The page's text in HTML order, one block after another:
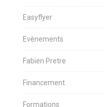
Easyflyer
Evènements
Fabien Pretre
Financement
Formations